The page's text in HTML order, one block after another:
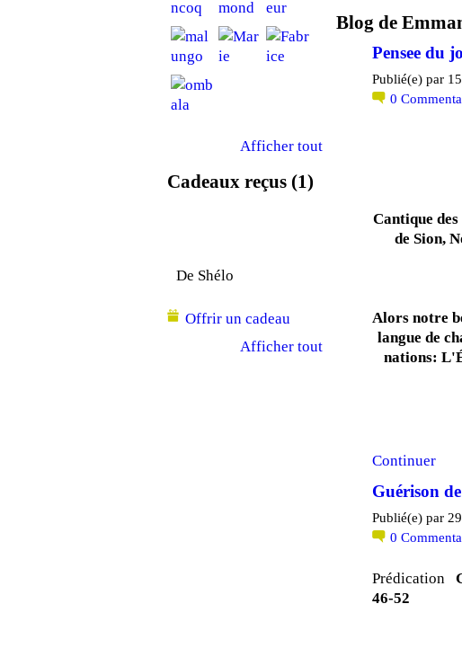
Afficher tout
Cadeaux reçus (1)
De Shélo
Offrir un cadeau
Afficher tout
Blog de
Pensee du
Publié(e) par
0
Cantique
de Sion,
Alors notre
langue de
nations:
Continuer
Guérison
Publié(e) par
0
Prédication
46-52